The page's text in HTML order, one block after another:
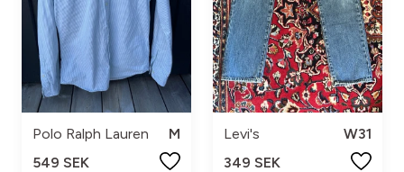
Polo Ralph Lauren
M
549 SEK
Levi's
W31
349 SEK